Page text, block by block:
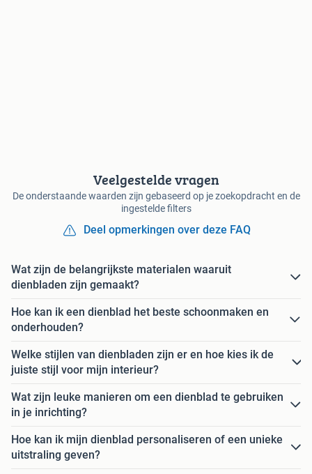
Veelgestelde vragen
De onderstaande waarden zijn gebaseerd op je zoekopdracht en de
ingestelde filters
Deel opmerkingen over deze FAQ
Wat zijn de belangrijkste materialen waaruit
dienbladen zijn gemaakt?
Hoe kan ik een dienblad het beste schoonmaken en
onderhouden?
Welke stijlen van dienbladen zijn er en hoe kies ik de
juiste stijl voor mijn interieur?
Wat zijn leuke manieren om een dienblad te gebruiken
in je inrichting?
Hoe kan ik mijn dienblad personaliseren of een unieke
uitstraling geven?